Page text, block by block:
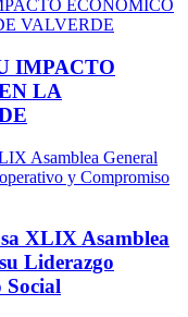
IMPACTO
LA
XLIX Asamblea
Liderazgo
Social